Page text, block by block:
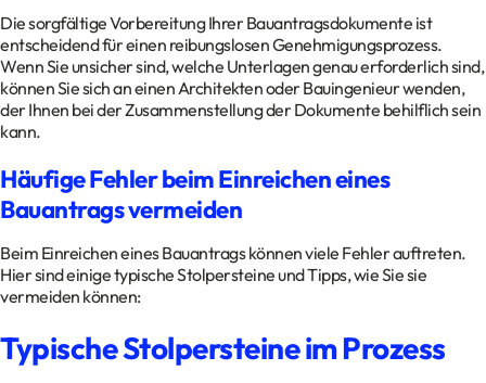
Die sorgfältige Vorbereitung Ihrer Bauantragsdokumente ist
entscheidend für einen reibungslosen Genehmigungsprozess.
Wenn Sie unsicher sind, welche Unterlagen genau erforderlich sind,
können Sie sich an einen Architekten oder Bauingenieur wenden,
der Ihnen bei der Zusammenstellung der Dokumente behilflich sein
kann.
Häufige Fehler beim Einreichen eines
Bauantrags vermeiden
Beim Einreichen eines Bauantrags können viele Fehler auftreten.
Hier sind einige typische Stolpersteine und Tipps, wie Sie sie
vermeiden können:
Typische Stolpersteine im Prozess